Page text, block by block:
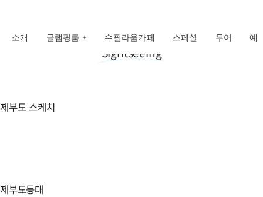
소개 글램핑룸 + 슈필라움카페 스페셜 투어 예
Sightseeing
제부도 스케치
제부도등대